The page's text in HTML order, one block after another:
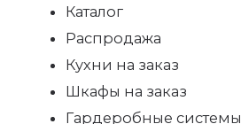
Каталог
Распродажа
Кухни на заказ
Шкафы на заказ
Гардеробные системы